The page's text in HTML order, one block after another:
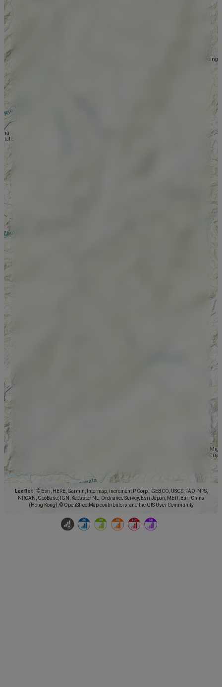
Leaflet
© Esri, HERE, Garmin, Intermap, increment P Corp., GEBCO, USGS, FAO, NPS,
NRCAN, GeoBase, IGN, Kadaster NL, Ordnance Survey, Esri Japan, METI, Esri China
(Hong Kong), © OpenStreetMap contributors, and the GIS User Community